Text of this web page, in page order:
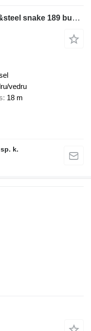
Nissan Cabstar NT400 - 18 m oil&steel snake 189 bucket truck boom lift
vedru
18 m
k.